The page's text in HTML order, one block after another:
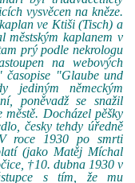
vysvěcen na kněze.
ve Ktiši (Tisch) a
městským kaplanem v
prý podle nekrologu
na webových
časopise "Glaube und
jediným německým
poněvadž se snažil
Docházel pěšky
česky tehdy úředně
roce 1930 po smrti
(jako Matěj Míchal
†10. dubna 1930 v
s tím, že mu